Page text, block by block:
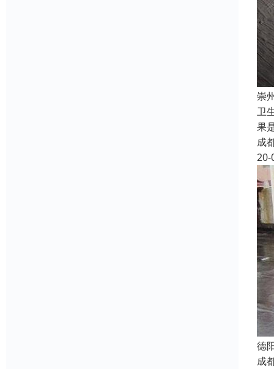
崇
卫
果
成
20-
德
成